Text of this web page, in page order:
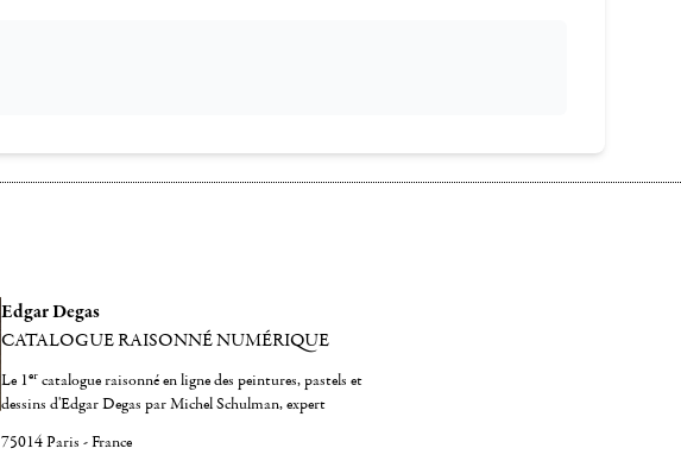
Edgar Degas
CATALOGUE RAISONNÉ NUMÉRIQUE
Le 1er catalogue raisonné en ligne des peintures, pastels et
dessins d'Edgar Degas par Michel Schulman, expert
75014 Paris - France